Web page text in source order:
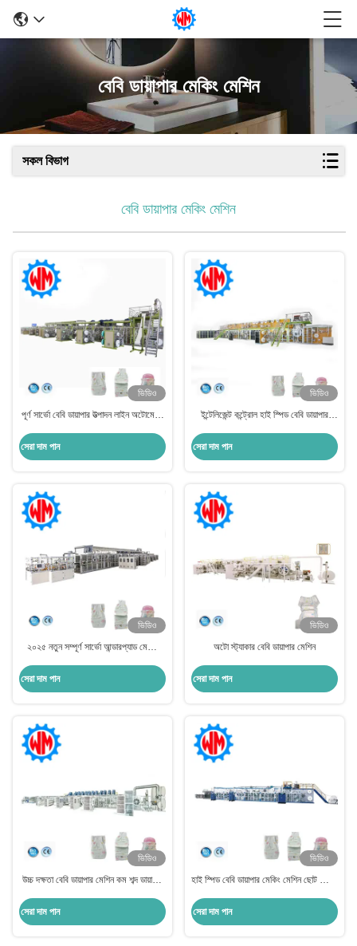
বেবি ডায়াপার মেকিং মেশিন
সকল বিভাগ
বেবি ডায়াপার মেকিং মেশিন
ভিডিও
পূর্ণ সার্ভো বেবি ডায়াপার উত্পাদন লাইন অটোমেশন
সেরা দাম পান
ভিডিও
ইন্টেলিজেন্ট কন্ট্রোল হাই স্পিড বেবি ডায়াপার
সেরা দাম পান
ভিডিও
২০২৫ নতুন সম্পূর্ণ সার্ভো আন্ডারপ্যাড মেকিং
সেরা দাম পান
ভিডিও
অটো স্ট্যাকার বেবি ডায়াপার মেশিন
সেরা দাম পান
ভিডিও
উচ্চ দক্ষতা বেবি ডায়াপার মেশিন কম শব্দ ডায়াপার
সেরা দাম পান
ভিডিও
হাই স্পিড বেবি ডায়াপার মেকিং মেশিন ছোট স্কেল
সেরা দাম পান